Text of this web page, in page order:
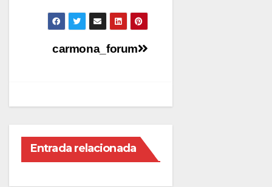
Navegación
carmona_forum
Entrada relacionada